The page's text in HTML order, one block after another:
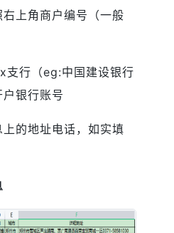
上角商户编号（一般
支行（eg:中国建设银行
银行账号
的地址电话，如实填